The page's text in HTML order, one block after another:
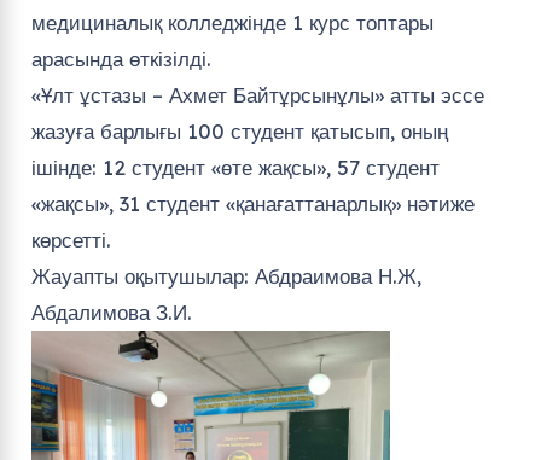
медициналық колледжінде 1 курс топтары
арасында өткізілді.
«Ұлт ұстазы – Ахмет Байтұрсынұлы» атты эссе
жазуға барлығы 100 студент қатысып, оның
ішінде: 12 студент «өте жақсы», 57 студент
«жақсы», 31 студент «қанағаттанарлық» нәтиже
көрсетті.
Жауапты оқытушылар: Абдраимова Н.Ж,
Абдалимова З.И.